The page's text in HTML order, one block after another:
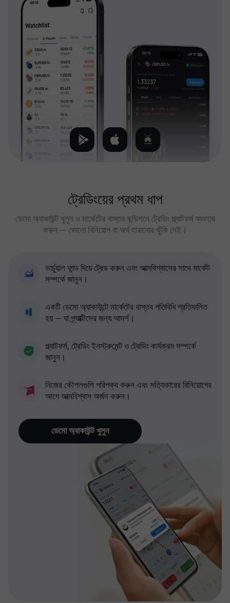
ট্রেডিংয়ের প্রথম ধাপ
ডেমো অ্যাকাউন্ট খুলুন ও মার্কেটের বাস্তব কন্ডিশনে ট্রেডিং প্ল্যাটফর্ম ব্যবহার
করুন — কোনো বিনিয়োগ বা অর্থ হারানোর ঝুঁকি নেই।
ভার্চুয়াল ফান্ড দিয়ে ট্রেড করুন এবং আত্মবিশ্বাসের সাথে মার্কেট
সম্পর্কে জানুন।
একটি ডেমো অ্যাকাউন্টে মার্কেটের বাস্তব গতিবিধি প্রতিফলিত
হয় — যা প্র্যাক্টিসের জন্য আদর্শ।
প্ল্যাটফর্ম, ট্রেডিং ইনস্ট্রুমেন্ট ও ট্রেডিং কার্যক্রম সম্পর্কে
জানুন।
নিজের কৌশলগুলি পরিপক্ব করুন এবং সত্যিকারের বিনিয়োগের
আগে আত্মবিশ্বাস অর্জন করুন।
ডেমো অ্যাকাউন্ট খুলুন